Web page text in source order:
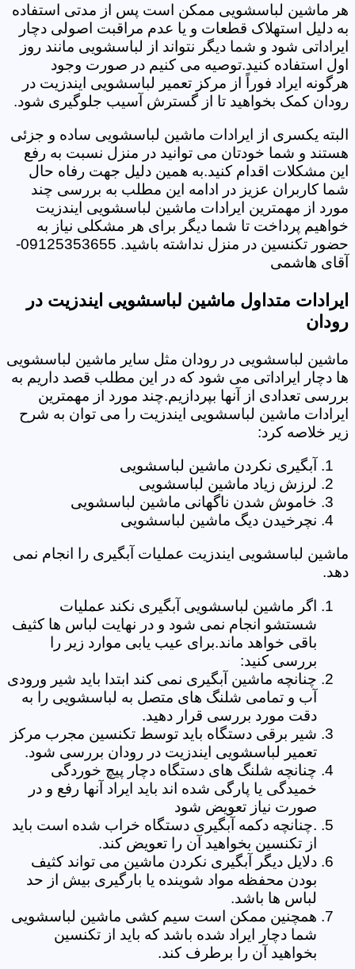
هر ماشین لباسشویی ممکن است پس از مدتی استفاده
به دلیل استهلاک قطعات و یا عدم مراقبت اصولی دچار
ایراداتی شود و شما دیگر نتواند از لباسشویی مانند روز
اول استفاده کنید.توصیه می کنیم در صورت وجود
هرگونه ایراد فوراً از مرکز تعمیر لباسشویی ایندزیت در
رودان کمک بخواهید تا از گسترش آسیب جلوگیری شود.
البته یکسری از ایرادات ماشین لباسشویی ساده و جزئی
هستند و شما خودتان می توانید در منزل نسبت به رفع
این مشکلات اقدام کنید.به همین دلیل جهت رفاه حال
شما کاربران عزیز در ادامه این مطلب به بررسی چند
مورد از مهمترین ایرادات ماشین لباسشویی ایندزیت
خواهیم پرداخت تا شما دیگر برای هر مشکلی نیاز به
حضور تکنسین در منزل نداشته باشید. 09125353655-
آقای هاشمی
ایرادات متداول ماشین لباسشویی ایندزیت در
رودان
ماشین لباسشویی در رودان مثل سایر ماشین لباسشویی
ها دچار ایراداتی می شود که در این مطلب قصد داریم به
بررسی تعدادی از آنها بپردازیم.چند مورد از مهمترین
ایرادات ماشین لباسشویی ایندزیت را می توان به شرح
زیر خلاصه کرد:
آبگیری نکردن ماشین لباسشویی
لرزش زیاد ماشین لباسشویی
خاموش شدن ناگهانی ماشین لباسشویی
نچرخیدن دیگ ماشین لباسشویی
ماشین لباسشویی ایندزیت عملیات آبگیری را انجام نمی
دهد.
اگر ماشین لباسشویی آبگیری نکند عملیات
شستشو انجام نمی شود و در نهایت لباس ها کثیف
باقی خواهد ماند.برای عیب یابی موارد زیر را
بررسی کنید:
چنانچه ماشین آبگیری نمی کند ابتدا باید شیر ورودی
آب و تمامی شلنگ های متصل به لباسشویی را به
دقت مورد بررسی قرار دهید.
شیر برقی دستگاه باید توسط تکنسین مجرب مرکز
تعمیر لباسشویی ایندزیت در رودان بررسی شود.
چنانچه شلنگ های دستگاه دچار پیچ خوردگی
خمیدگی یا پارگی شده اند باید ایراد آنها رفع و در
صورت نیاز تعویض شود
.چنانچه دکمه آبگیری دستگاه خراب شده است باید
از تکنسین بخواهید آن را تعویض کند.
دلایل دیگر آبگیری نکردن ماشین می تواند کثیف
بودن محفظه مواد شوینده یا بارگیری بیش از حد
لباس ها باشد.
همچنین ممکن است سیم کشی ماشین لباسشویی
شما دچار ایراد شده باشد که باید از تکنسین
بخواهید آن را برطرف کند.